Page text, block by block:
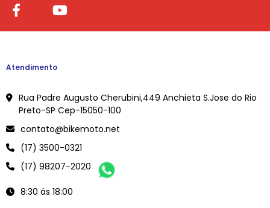
Atendimento
Rua Padre Augusto Cherubini,449 Anchieta S.Jose do Rio
Preto-SP Cep-15050-100
contato@bikemoto.net
(17) 3500-0321
(17) 98207-2020
8:30 ás 18:00